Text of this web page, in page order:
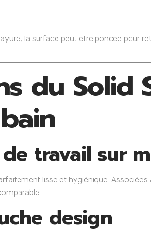
la surface peut être poncée pour
du Solid
travail sur
lisse et hygiénique. Associées
design